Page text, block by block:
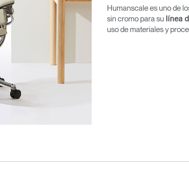
Humanscale es uno de
sin cromo para su línea
uso de materiales y